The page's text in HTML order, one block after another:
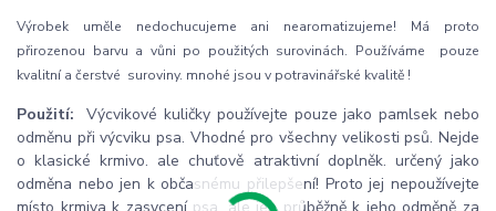
Výrobek uměle nedochucujeme ani nearomatizujeme! Má proto
přirozenou barvu a vůni po použitých surovinách. Používáme pouze
kvalitní a čerstvé suroviny. mnohé jsou v potravinářské kvalitě !
Použití: Výcvikové kuličky používejte pouze jako pamlsek nebo
odměnu při výcviku psa. Vhodné pro všechny velikosti psů. Nejde
o klasické krmivo. ale chuťově atraktivní doplněk. určený jako
odměna nebo jen k občasnému přilepšení! Proto jej nepoužívejte